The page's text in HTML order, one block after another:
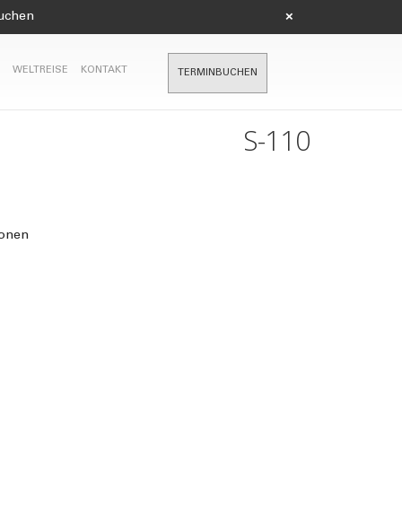
×
WELTREISE KONTAKT TERMINBUCHEN
S-110